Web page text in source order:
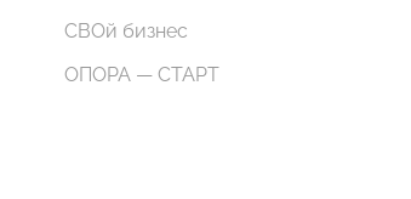
СВОй бизнес
ОПОРА — СТАРТ